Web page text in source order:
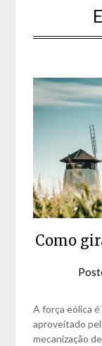
Como
A força eólica
aproveitado
mecanização